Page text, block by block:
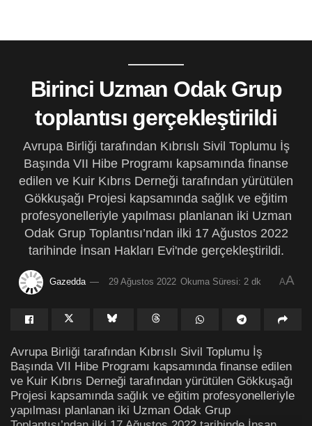
Birinci Uzman Odak Grup
toplantısı gerçekleştirildi
Avrupa Birliği tarafından Kıbrıslı Sivil Toplumu İş
Başında VII Hibe Programı kapsamında finanse
edilen ve Kuir Kıbrıs Derneği tarafından yürütülen
Gökkuşağı Projesi kapsamında sağlık ve eğitim
profesyonelleriyle yapılması planlanan iki Uzman
Odak Grup Toplantısı’ndan ilki 17 Ağustos 2022
tarihinde İnsan Hakları Evi'nde gerçekleştirildi.
Gazedda 29 Ağustos 2022 Okuma Süresi: 2 dk AA
Avrupa Birliği tarafından Kıbrıslı Sivil Toplumu İş
Başında VII Hibe Programı kapsamında finanse edilen
ve Kuir Kıbrıs Derneği tarafından yürütülen Gökkuşağı
Projesi kapsamında sağlık ve eğitim profesyonelleriyle
yapılması planlanan iki Uzman Odak Grup